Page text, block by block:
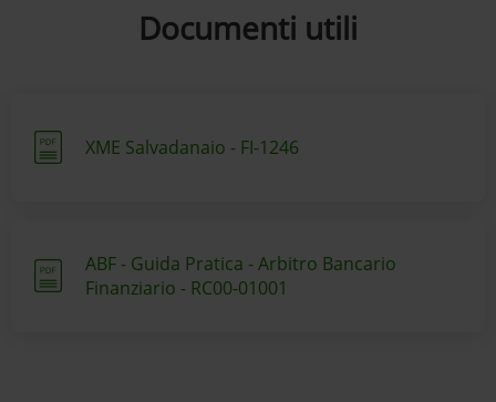
Documenti utili
XME Salvadanaio - FI-1246
ABF - Guida Pratica - Arbitro Bancario
Finanziario - RC00-01001